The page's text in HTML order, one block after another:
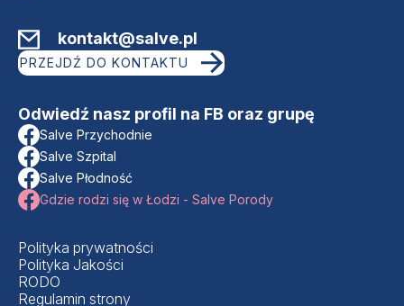
kontakt@salve.pl
PRZEJDŹ DO KONTAKTU
Odwiedź nasz profil na FB oraz grupę
Salve Przychodnie
Salve Szpital
Salve Płodność
Gdzie rodzi się w Łodzi - Salve Porody
Polityka prywatności
Polityka Jakości
RODO
Regulamin strony